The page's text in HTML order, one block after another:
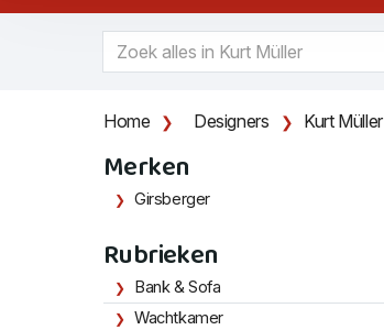
Home Designers Kurt Müller
Merken
Girsberger
Rubrieken
Bank & Sofa
Wachtkamer